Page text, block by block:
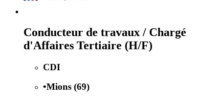
Conducteur de travaux / Chargé
d'Affaires Tertiaire (H/F)
CDI
•Mions (69)